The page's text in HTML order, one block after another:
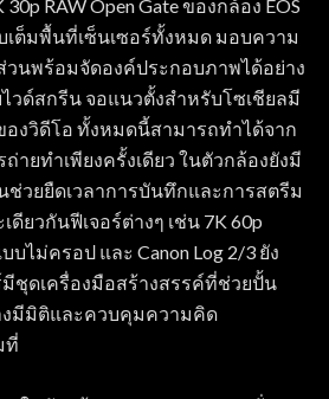
RAW Open Gate ของกล้อง EOS
เต็มพื้นที่เซ็นเซอร์ทั้งหมด มอบความ
นพร้อมจัดองค์ประกอบภาพได้อย่าง
วด์สกรีน จอแนวตั้งสำหรับโซเชียลมี
องวิดีโอ ทั้งหมดนี้สามารถทำได้จาก
ายทำเพียงครั้งเดียว ในตัวกล้องยังมี
วยยืดเวลาการบันทึกและการสตรีม
ยวกันฟีเจอร์ต่างๆ เช่น 7K 60p
บไม่ครอป และ Canon Log 2/3 ยัง
มีชุดเครื่องมือสร้างสรรค์ที่ช่วยปั้น
งมีมิติและควบคุมความคิด
ที่